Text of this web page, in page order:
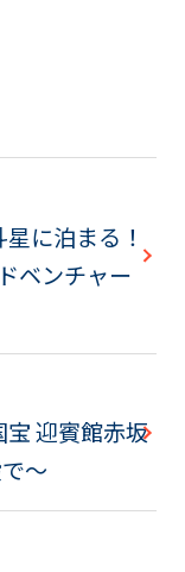
に泊まる！
ベンチャー
宝 迎賓館赤坂
～